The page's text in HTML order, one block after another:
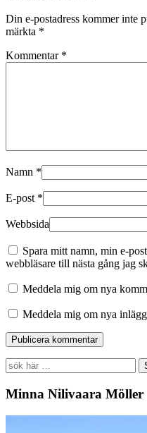
Din e-postadress kommer inte
märkta *
Kommentar *
Namn *
E-post *
Webbsida
Spara mitt namn, min e-
webbläsare till nästa gång jag
Meddela mig om nya
Meddela mig om nya
Search
for:
Minna Nilivaara Möller